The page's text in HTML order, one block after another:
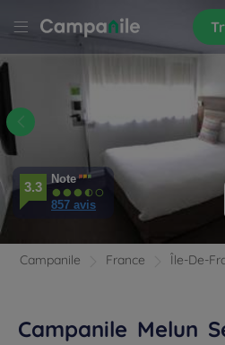
S’inscrire
3.3
Note
857 avis
Campanile France Île-De-
Campanile Melun